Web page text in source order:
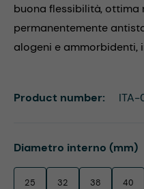
buona flessibilità, ottima
permanentemente
alogeni e ammorbidenti,
Select
Diametro interno (mm)
25 32 38 40
Product number: